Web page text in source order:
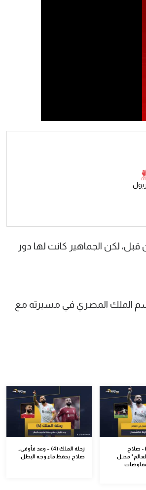
لكن الجماهير كانت لها دور
الملك المصري في مسيرته مع
رحلة الملك (5) - صلاح
محتل
رحلة الملك (4) – وعد فأوفى..
صلاح يحفظ ماء وجه البطل